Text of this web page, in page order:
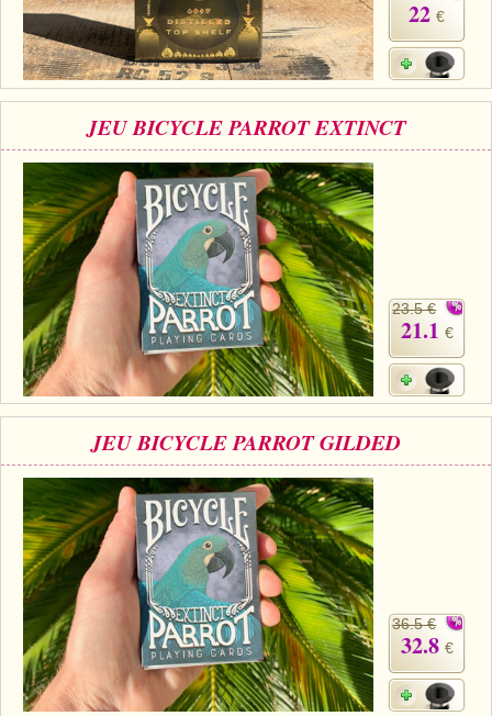
22 €
JEU BICYCLE PARROT EXTINCT
23.5 €
21.1 €
JEU BICYCLE PARROT GILDED
36.5 €
32.8 €